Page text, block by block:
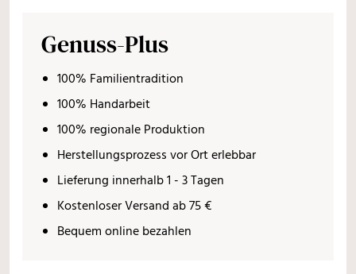
Genuss-Plus
100% Familientradition
100% Handarbeit
100% regionale Produktion
Herstellungsprozess vor Ort erlebbar
Lieferung innerhalb 1 - 3 Tagen
Kostenloser Versand ab 75 €
Bequem online bezahlen